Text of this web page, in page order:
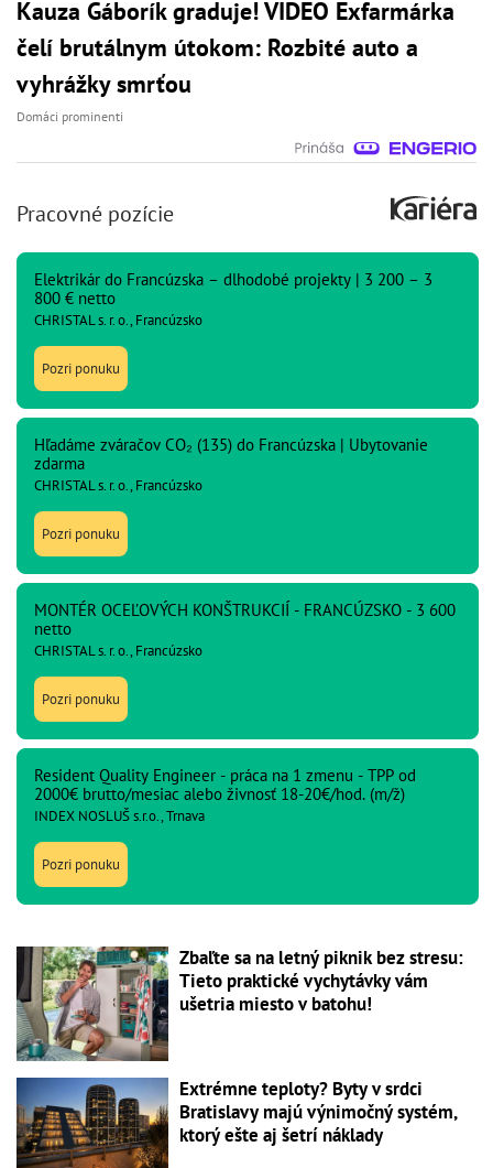
Kauza Gáborík graduje! VIDEO Exfarmárka
čelí brutálnym útokom: Rozbité auto a
vyhrážky smrťou
Domáci prominenti
Pracovné pozície
Elektrikár do Francúzska – dlhodobé projekty | 3 200 – 3
800 € netto
CHRISTAL s. r. o., Francúzsko
Pozri ponuku
Hľadáme zváračov CO₂ (135) do Francúzska | Ubytovanie
zdarma
CHRISTAL s. r. o., Francúzsko
Pozri ponuku
MONTÉR OCEĽOVÝCH KONŠTRUKCIÍ - FRANCÚZSKO - 3 600
netto
CHRISTAL s. r. o., Francúzsko
Pozri ponuku
Resident Quality Engineer - práca na 1 zmenu - TPP od
2000€ brutto/mesiac alebo živnosť 18-20€/hod. (m/ž)
INDEX NOSLUŠ s.r.o., Trnava
Pozri ponuku
Zbaľte sa na letný piknik bez stresu:
Tieto praktické vychytávky vám
ušetria miesto v batohu!
Extrémne teploty? Byty v srdci
Bratislavy majú výnimočný systém,
ktorý ešte aj šetrí náklady